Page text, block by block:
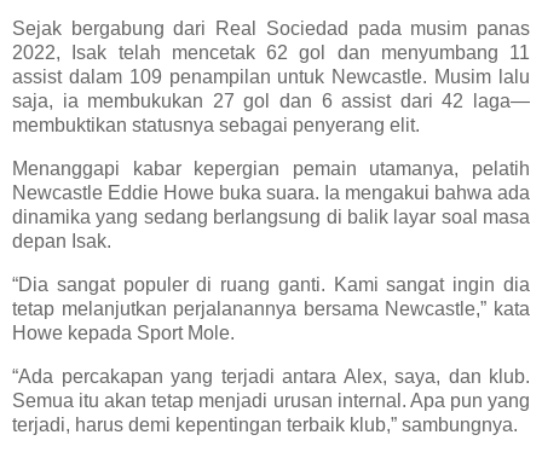
Sejak bergabung dari Real Sociedad pada musim panas
2022, Isak telah mencetak 62 gol dan menyumbang 11
assist dalam 109 penampilan untuk Newcastle. Musim lalu
saja, ia membukukan 27 gol dan 6 assist dari 42 laga—
membuktikan statusnya sebagai penyerang elit.
Menanggapi kabar kepergian pemain utamanya, pelatih
Newcastle Eddie Howe buka suara. Ia mengakui bahwa ada
dinamika yang sedang berlangsung di balik layar soal masa
depan Isak.
“Dia sangat populer di ruang ganti. Kami sangat ingin dia
tetap melanjutkan perjalanannya bersama Newcastle,” kata
Howe kepada Sport Mole.
“Ada percakapan yang terjadi antara Alex, saya, dan klub.
Semua itu akan tetap menjadi urusan internal. Apa pun yang
terjadi, harus demi kepentingan terbaik klub,” sambungnya.